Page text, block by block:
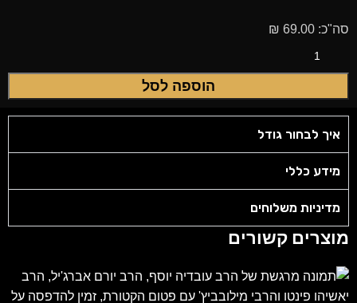
סה"כ: 69.00
₪
הוספה לסל
איך לבחור גודל
מידע כללי
מדיניות משלוחים
מוצרים קשורים